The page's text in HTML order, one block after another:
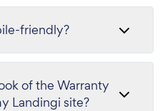
friendly?
of the Warranty
Landingi site?